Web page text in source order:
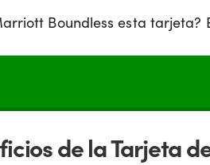
Boundless esta
de la Tarjeta